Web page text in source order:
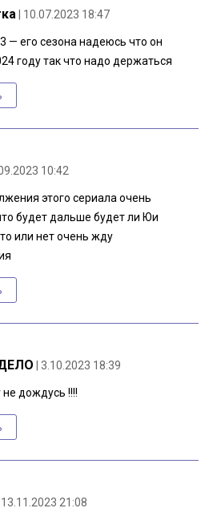
| 10.07.2023 18:47
— его сезона надеюсь что он
году так что надо держаться
10:42
этого сериала очень
будет дальше будет ли Юи
или нет очень жду
| 3.10.2023 18:39
не дождусь !!!!
| 13.11.2023 21:08